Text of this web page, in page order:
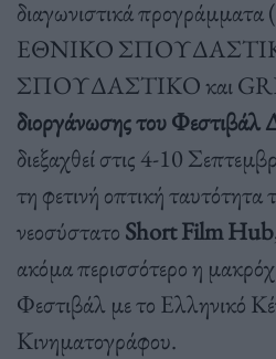
διαγωνιστικά
ΕΘΝΙΚΟ
ΣΠΟΥΔΑΣΤΙΚΟ και
διοργάνωσης του Φεστιβάλ
διεξαχθεί στις 4-10
τη φετινή οπτική ταυτότητα
νεοσύστατο Short Film Hub
ακόμα περισσότερο η
Φεστιβάλ με το Ελληνικό
Κινηματογράφου.